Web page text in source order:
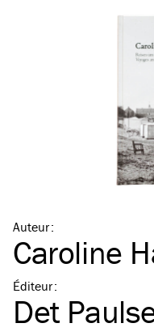
Auteur:
Caroline
Éditeur:
Det